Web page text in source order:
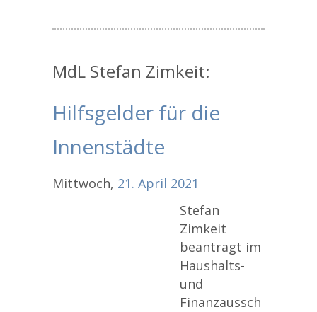
MdL Stefan Zimkeit:
Hilfsgelder für die
Innenstädte
Mittwoch, 21. April 2021
Stefan
Zimkeit
beantragt im
Haushalts-
und
Finanzaussch